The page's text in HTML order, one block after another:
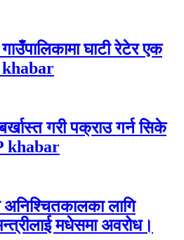
घाटी रेटेर एक
khabar
गरी पक्राउ गर्न सिके
khabar
लागि
मधेसमा अवरोध।